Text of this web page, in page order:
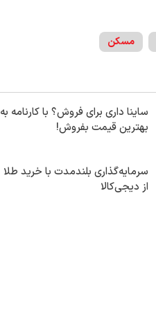
مسکن
ساینا داری برای فروش؟ با کارنامه به
بهترین قیمت بفروش!
سرمایه‌گذاری بلندمدت با خرید طلا
از دیجی‌کالا